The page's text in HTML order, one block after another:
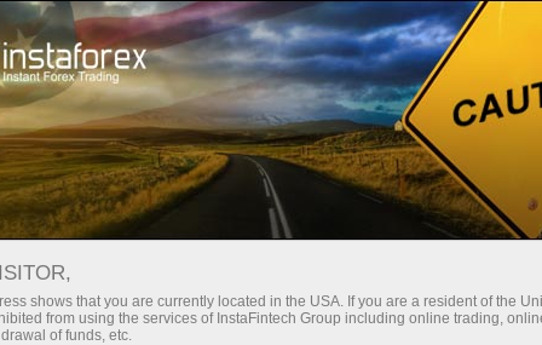
สำหรับนักลงทุน ระบบ ForexCopy การติดตาม
FOREXCOPY MONITORING
FROM INSTAFOREX
shows that you are currently located in the USA. If you are a resident of the
from using the services of InstaFintech Group including online trading,
of funds, etc.